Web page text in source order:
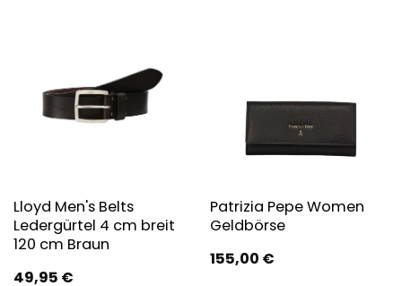
Lloyd Men's Belts
Ledergürtel 4 cm breit
120 cm Braun
49,95 €
Patrizia Pepe Women
Geldbörse
155,00 €